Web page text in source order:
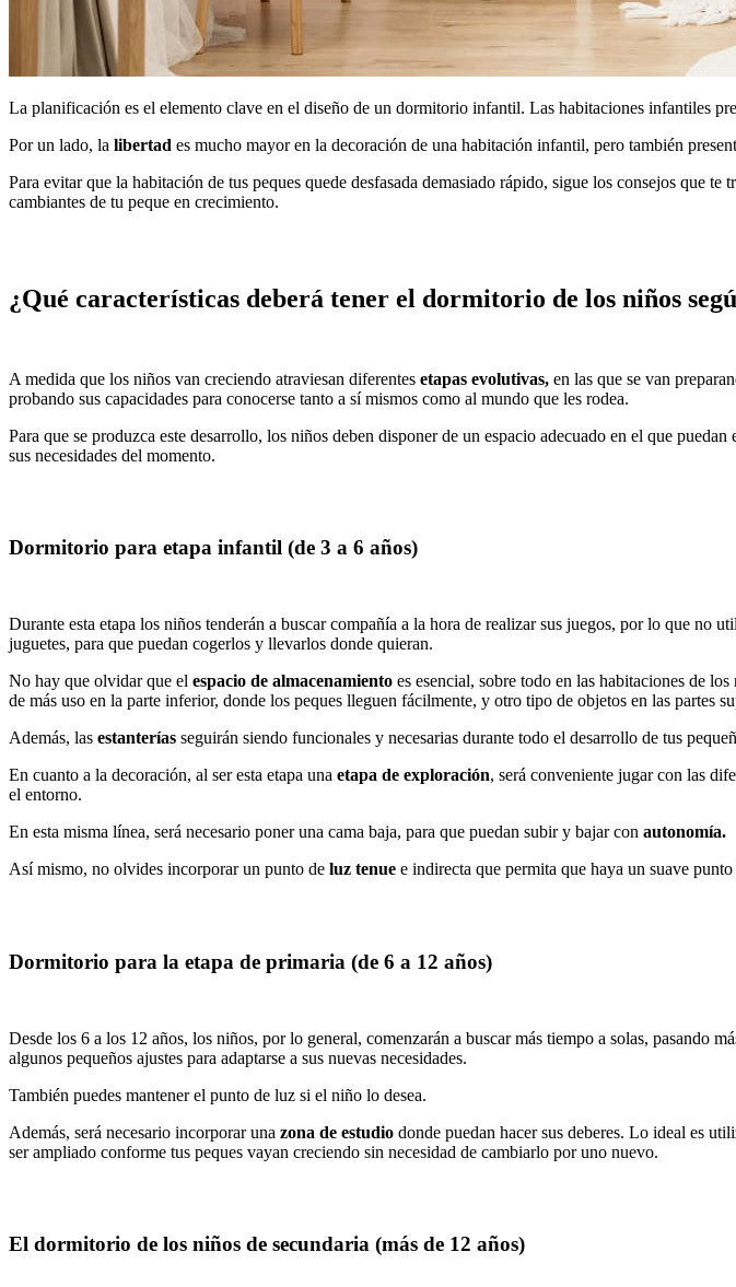
La planificación es el elemento clave en el diseño de un dormitorio infantil. Las habitaciones infantiles
Por un lado, la libertad es mucho mayor en la decoración de una habitación infantil, pero también
Para evitar que la habitación de tus peques quede desfasada demasiado rápido, sigue los consejos que te
cambiantes de tu peque en crecimiento.
¿Qué características deberá tener el dormitorio de los niños
A medida que los niños van creciendo atraviesan diferentes etapas evolutivas, en las que se van
probando sus capacidades para conocerse tanto a sí mismos como al mundo que les rodea.
Para que se produzca este desarrollo, los niños deben disponer de un espacio adecuado en el que
sus necesidades del momento.
Dormitorio para etapa infantil (de 3 a 6 años)
Durante esta etapa los niños tenderán a buscar compañía a la hora de realizar sus juegos, por lo que no
juguetes, para que puedan cogerlos y llevarlos donde quieran.
No hay que olvidar que el espacio de almacenamiento es esencial, sobre todo en las habitaciones de
de más uso en la parte inferior, donde los peques lleguen fácilmente, y otro tipo de objetos en las partes
Además, las estanterías seguirán siendo funcionales y necesarias durante todo el desarrollo de tus
En cuanto a la decoración, al ser esta etapa una etapa de exploración, será conveniente jugar con las
el entorno.
En esta misma línea, será necesario poner una cama baja, para que puedan subir y bajar con autonomía.
Así mismo, no olvides incorporar un punto de luz tenue e indirecta que permita que haya un suave
Dormitorio para la etapa de primaria (de 6 a 12 años)
Desde los 6 a los 12 años, los niños, por lo general, comenzarán a buscar más tiempo a solas, pasando
algunos pequeños ajustes para adaptarse a sus nuevas necesidades.
También puedes mantener el punto de luz si el niño lo desea.
Además, será necesario incorporar una zona de estudio donde puedan hacer sus deberes. Lo ideal es
ser ampliado conforme tus peques vayan creciendo sin necesidad de cambiarlo por uno nuevo.
El dormitorio de los niños de secundaria (más de 12 años)